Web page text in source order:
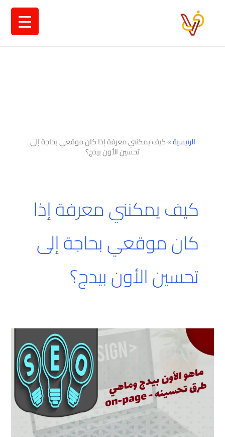
الرئيسية»كيف يمكنني معرفة إذا كان موقعي بحاجة إلى
تحسين الأون بيدج؟
كيف يمكنني معرفة إذا
كان موقعي بحاجة إلى
تحسين الأون بيدج؟
الأون